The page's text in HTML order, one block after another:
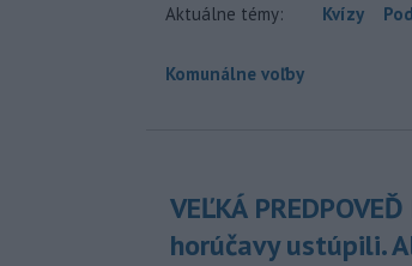
Aktuálne témy: Kvízy
Komunálne voľby
VEĽKÁ
horúčavy ustúpili.